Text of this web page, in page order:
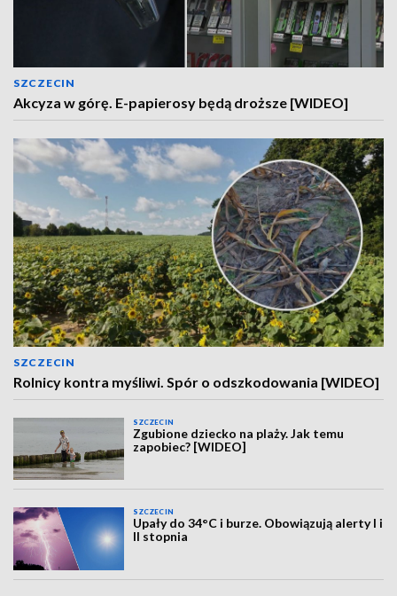
SZCZECIN
Akcyza w górę. E-papierosy będą droższe [WIDEO]
SZCZECIN
Rolnicy kontra myśliwi. Spór o odszkodowania [WIDEO]
SZCZECIN
Zgubione dziecko na plaży. Jak temu
zapobiec? [WIDEO]
SZCZECIN
Upały do 34°C i burze. Obowiązują alerty I i
II stopnia